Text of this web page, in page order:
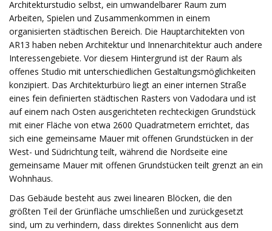
Architekturstudio selbst, ein umwandelbarer Raum zum
Arbeiten, Spielen und Zusammenkommen in einem
organisierten städtischen Bereich. Die Hauptarchitekten von
AR13 haben neben Architektur und Innenarchitektur auch andere
Interessengebiete. Vor diesem Hintergrund ist der Raum als
offenes Studio mit unterschiedlichen Gestaltungsmöglichkeiten
konzipiert. Das Architekturbüro liegt an einer internen Straße
eines fein definierten städtischen Rasters von Vadodara und ist
auf einem nach Osten ausgerichteten rechteckigen Grundstück
mit einer Fläche von etwa 2600 Quadratmetern errichtet, das
sich eine gemeinsame Mauer mit offenen Grundstücken in der
West- und Südrichtung teilt, während die Nordseite eine
gemeinsame Mauer mit offenen Grundstücken teilt grenzt an ein
Wohnhaus.
Das Gebäude besteht aus zwei linearen Blöcken, die den
größten Teil der Grünfläche umschließen und zurückgesetzt
sind, um zu verhindern, dass direktes Sonnenlicht aus dem